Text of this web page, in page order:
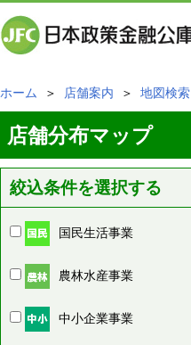
ホーム ＞ 店舗案内 ＞ 地図検索
店舗分布マップ
絞込条件を選択する
国民生活事業
農林水産事業
中小企業事業